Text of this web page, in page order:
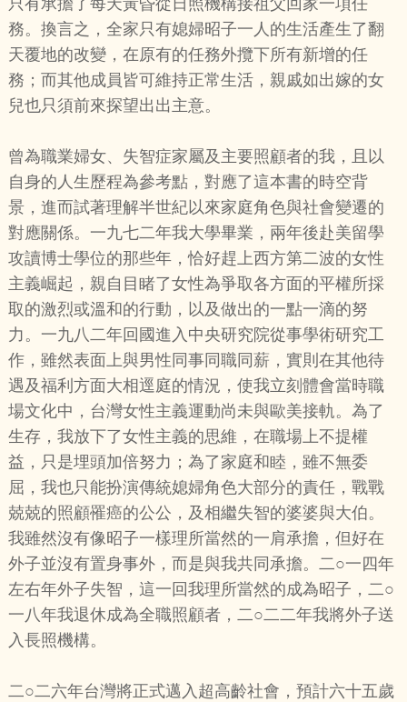
只有承擔了每天黃昏從日照機構接祖父回家一項任
務。換言之，全家只有媳婦昭子一人的生活產生了翻
天覆地的改變，在原有的任務外攬下所有新增的任
務；而其他成員皆可維持正常生活，親戚如出嫁的女
兒也只須前來探望出出主意。
曾為職業婦女、失智症家屬及主要照顧者的我，且以
自身的人生歷程為參考點，對應了這本書的時空背
景，進而試著理解半世紀以來家庭角色與社會變遷的
對應關係。一九七二年我大學畢業，兩年後赴美留學
攻讀博士學位的那些年，恰好趕上西方第二波的女性
主義崛起，親自目睹了女性為爭取各方面的平權所採
取的激烈或溫和的行動，以及做出的一點一滴的努
力。一九八二年回國進入中央研究院從事學術研究工
作，雖然表面上與男性同事同職同薪，實則在其他待
遇及福利方面大相逕庭的情況，使我立刻體會當時職
場文化中，台灣女性主義運動尚未與歐美接軌。為了
生存，我放下了女性主義的思維，在職場上不提權
益，只是埋頭加倍努力；為了家庭和睦，雖不無委
屈，我也只能扮演傳統媳婦角色大部分的責任，戰戰
兢兢的照顧罹癌的公公，及相繼失智的婆婆與大伯。
我雖然沒有像昭子一樣理所當然的一肩承擔，但好在
外子並沒有置身事外，而是與我共同承擔。二○一四年
左右年外子失智，這一回我理所當然的成為昭子，二○
一八年我退休成為全職照顧者，二○二二年我將外子送
入長照機構。
二○二六年台灣將正式邁入超高齡社會，預計六十五歲